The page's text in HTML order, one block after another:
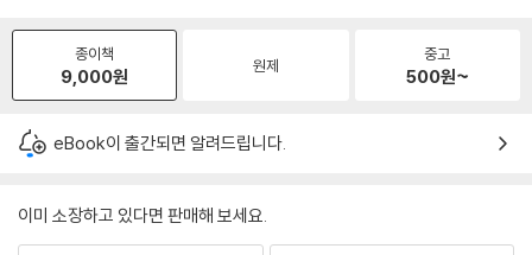
종이책
9,000원 원제
중고
500원~
eBook이 출간되면 알려드립니다.
이미 소장하고 있다면 판매해 보세요.